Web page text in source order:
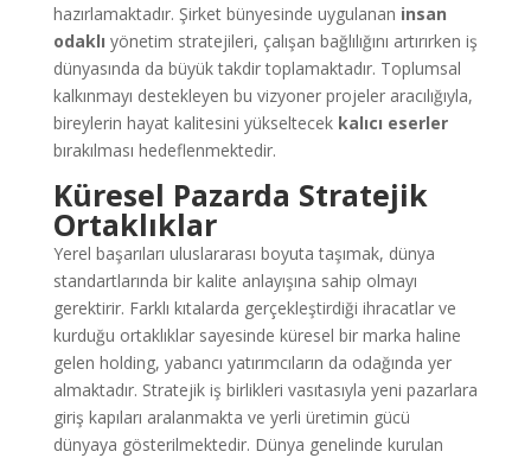
hazırlamaktadır. Şirket bünyesinde uygulanan insan
odaklı yönetim stratejileri, çalışan bağlılığını artırırken iş
dünyasında da büyük takdir toplamaktadır. Toplumsal
kalkınmayı destekleyen bu vizyoner projeler aracılığıyla,
bireylerin hayat kalitesini yükseltecek kalıcı eserler
bırakılması hedeflenmektedir.
Küresel Pazarda Stratejik
Ortaklıklar
Yerel başarıları uluslararası boyuta taşımak, dünya
standartlarında bir kalite anlayışına sahip olmayı
gerektirir. Farklı kıtalarda gerçekleştirdiği ihracatlar ve
kurduğu ortaklıklar sayesinde küresel bir marka haline
gelen holding, yabancı yatırımcıların da odağında yer
almaktadır. Stratejik iş birlikleri vasıtasıyla yeni pazarlara
giriş kapıları aralanmakta ve yerli üretimin gücü
dünyaya gösterilmektedir. Dünya genelinde kurulan